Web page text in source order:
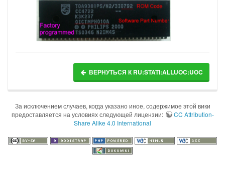
ВЕРНУТЬСЯ К RU:STATI:ALLUOC:UOC
За исключением случаев, когда указано иное, содержимое этой вики
предоставляется на условиях следующей лицензии:
CC Attribution-
Share Alike 4.0 International